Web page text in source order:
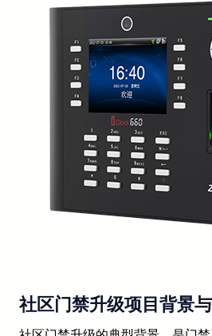
社区门禁升级项目背景